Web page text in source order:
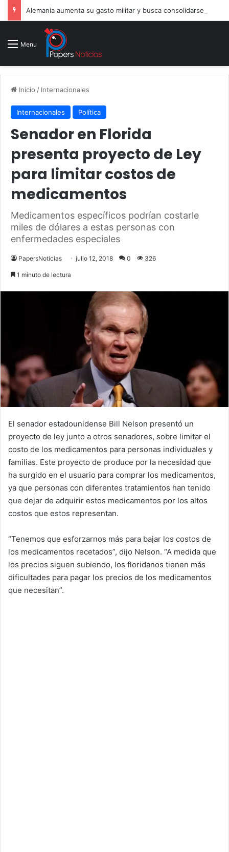
Menu
Inicio / Internacionales
Internacionales Política
Senador en Florida
presenta proyecto de Ley
para limitar costos de
medicamentos
Medicamentos específicos podrían costarle
miles de dólares a estas personas con
enfermedades especiales
PapersNoticias julio 12, 2018 0 326
1 minuto de lectura
El senador estadounidense Bill Nelson presentó un
proyecto de ley junto a otros senadores, sobre limitar el
costo de los medicamentos para personas individuales y
familias. Este proyecto de produce por la necesidad que
ha surgido en el usuario para comprar los medicamentos,
ya que personas con diferentes tratamientos han tenido
que dejar de adquirir estos medicamentos por los altos
costos que estos representan.
“Tenemos que esforzarnos más para bajar los costos de
los medicamentos recetados”, dijo Nelson. “A medida que
los precios siguen subiendo, los floridanos tienen más
dificultades para pagar los precios de los medicamentos
que necesitan”.